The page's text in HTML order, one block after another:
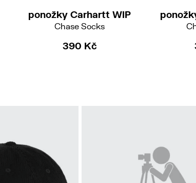
ponožky Carhartt WIP
Chase Socks
390 Kč